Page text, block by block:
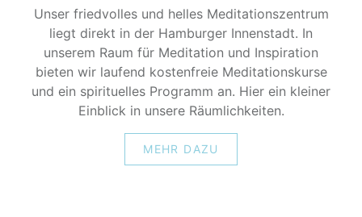
Unser friedvolles und helles Meditationszentrum
liegt direkt in der Hamburger Innenstadt. In
unserem Raum für Meditation und Inspiration
bieten wir laufend kostenfreie Meditationskurse
und ein spirituelles Programm an. Hier ein kleiner
Einblick in unsere Räumlichkeiten.
MEHR DAZU